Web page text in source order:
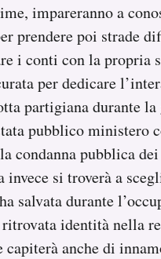
impareranno a
prendere poi strade
i conti con la propria
per dedicare
partigiana durante la
pubblico ministero
condanna pubblica
invece si troverà a
salvata durante
ritrovata identità nella
capiterà anche di